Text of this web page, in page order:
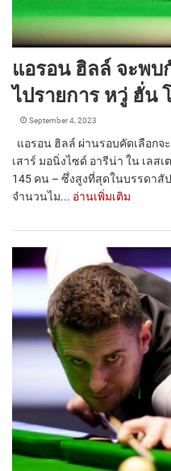
แอรอน ฮิลล์ จะพบ
ไปรายการ หวู่ ฮั่น
September 4, 2023
แอรอน ฮิลล์ ผ่านรอบคัดเลือกจ
เสาร์ มอนิ่งไซด์ อารีน่า ใน เลส
145 คน – ซึ่งสูงที่สุดในบรรดา
จำนวนไม... อ่านเพิ่มเติม